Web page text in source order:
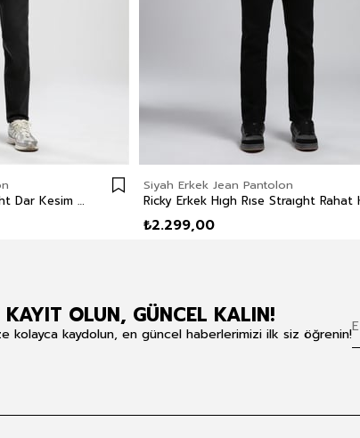
Jagger Erkek Slım Straıght Dar Kesim Normal Bel Düz Paça Jean Pantolon Siyah
Siyah Erkek Jean Pantolon
₺2.299,00
KAYIT OLUN, GÜNCEL KALIN!
kolayca kaydolun, en güncel haberlerimizi ilk siz öğrenin!